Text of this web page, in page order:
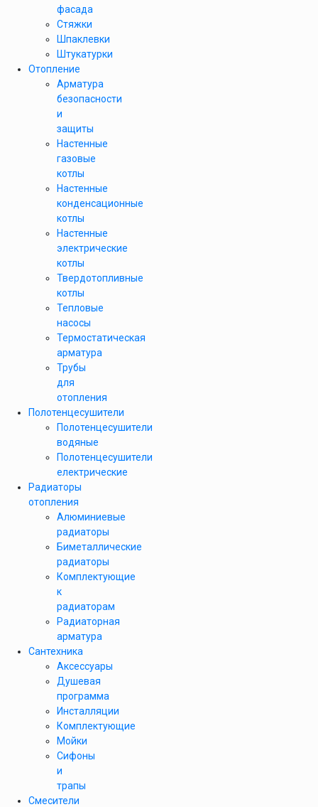
фасада
Стяжки
Шпаклевки
Штукатурки
Отопление
Арматура
безопасности
и
защиты
Настенные
газовые
котлы
Настенные
конденсационные
котлы
Настенные
электрические
котлы
Твердотопливные
котлы
Тепловые
насосы
Термостатическая
арматура
Трубы
для
отопления
Полотенцесушители
Полотенцесушители
водяные
Полотенцесушители
електрические
Радиаторы
отопления
Алюминиевые
радиаторы
Биметаллические
радиаторы
Комплектующие
к
радиаторам
Радиаторная
арматура
Сантехника
Аксессуары
Душевая
программа
Инсталляции
Комплектующие
Мойки
Сифоны
и
трапы
Смесители